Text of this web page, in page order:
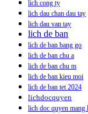
lich cong ty
lich dau chan dau tay
lich dau van tay
lich de ban
lich de ban bang go
lich de ban chu a
lich de ban chu m
lich de ban kieu moi
lich de ban tet 2024
lichdocquyen
lich doc quyen mang